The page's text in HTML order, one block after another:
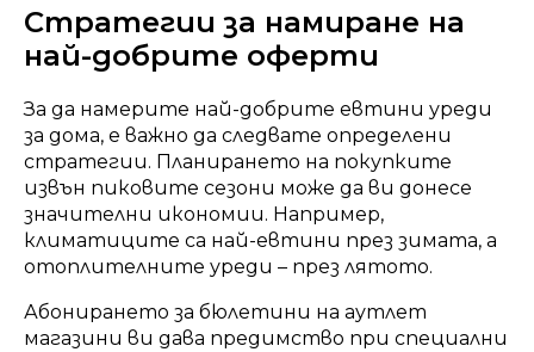
Стратегии за намиране на
най-добрите оферти
За да намерите най-добрите евтини уреди
за дома, е важно да следвате определени
стратегии. Планирането на покупките
извън пиковите сезони може да ви донесе
значителни икономии. Например,
климатиците са най-евтини през зимата, а
отоплителните уреди – през лятото.
Абонирането за бюлетини на аутлет
магазини ви дава предимство при специални